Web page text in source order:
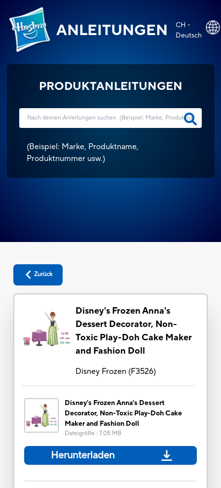
ANLEITUNGEN
CH -
Deutsch
PRODUKTANLEITUNGEN
(Beispiel: Marke, Produktname,
Produktnummer usw.)
Zurück
Disney's Frozen Anna's
Dessert Decorator, Non-
Toxic Play-Doh Cake Maker
and Fashion Doll
Disney Frozen (F3526)
Disney's Frozen Anna's Dessert
Decorator, Non-Toxic Play-Doh Cake
Maker and Fashion Doll
Dateigröße : 7.05 MB
Herunterladen